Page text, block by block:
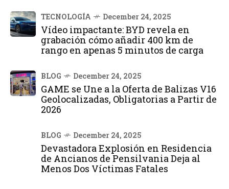
TECNOLOGÍA December 24, 2025
Vídeo impactante: BYD revela en
grabación cómo añadir 400 km de
rango en apenas 5 minutos de carga
BLOG December 24, 2025
GAME se Une a la Oferta de Balizas V16
Geolocalizadas, Obligatorias a Partir de
2026
BLOG December 24, 2025
Devastadora Explosión en Residencia
de Ancianos de Pensilvania Deja al
Menos Dos Víctimas Fatales